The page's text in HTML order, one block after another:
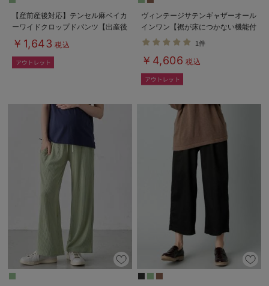
【産前産後対応】テンセル麻ベイカ
ーワイドクロップドパンツ【出産後
も長く使える】
￥1,643 税込
ヴィンテージサテンギャザーオール
インワン【裾が床につかない機能付
き】 マタニティ・授乳服【出産後
1件
￥4,606 税込